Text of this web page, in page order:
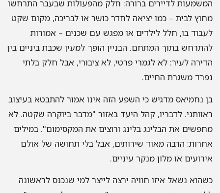
לדיירים ברורה: חלק מהפעולות שבעבר התרחשו
לבית – כמו יציאה לחדר כושר או לבריכה, מקום שקט
בו, חלל לילדים או מפגש עם שכנים – אמורות
בתוך המתחם. הבניין הופך למעין שכבת ביניים בין
לעיר: לא לגמרי פרטי, לא ציבורי, אבל חלק בלתי
משגרת החיים.
נחמיאס מדגיש כי השפע הזה אינו אמור להתבטא בעיצוב
לדבריו, קהל היעד באזור "מדבר ביוקרה שקטה. לא
את הבלינג בלינג ורוצים את המקסימום". במילים
הרבה מאוד שירותים, אבל בלי תחושה של אולם
או מלון מנקר עיניים.
נשאל איזו חוויה ירצה לייצר למי שנכנס לראשונה